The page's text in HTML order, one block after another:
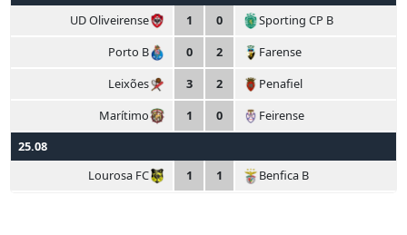
UD Oliveirense
1 0
Sporting CP B
Porto B
0 2
Farense
Leixões
3 2
Penafiel
Marítimo
1 0
Feirense
25.08
Lourosa FC
1 1 Benfica B